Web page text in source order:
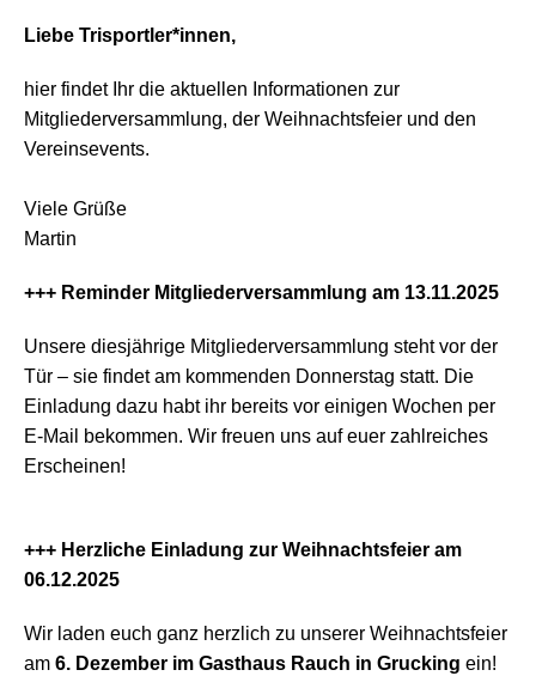
Liebe Trisportler*innen,
hier findet Ihr die aktuellen Informationen zur
Mitgliederversammlung, der Weihnachtsfeier und den
Vereinsevents.
Viele Grüße
Martin
+++ Reminder Mitgliederversammlung am 13.11.2025
Unsere diesjährige Mitgliederversammlung steht vor der
Tür – sie findet am kommenden Donnerstag statt. Die
Einladung dazu habt ihr bereits vor einigen Wochen per
E-Mail bekommen. Wir freuen uns auf euer zahlreiches
Erscheinen!
+++ Herzliche Einladung zur Weihnachtsfeier am
06.12.2025
Wir laden euch ganz herzlich zu unserer Weihnachtsfeier
am 6. Dezember im Gasthaus Rauch in Grucking ein!